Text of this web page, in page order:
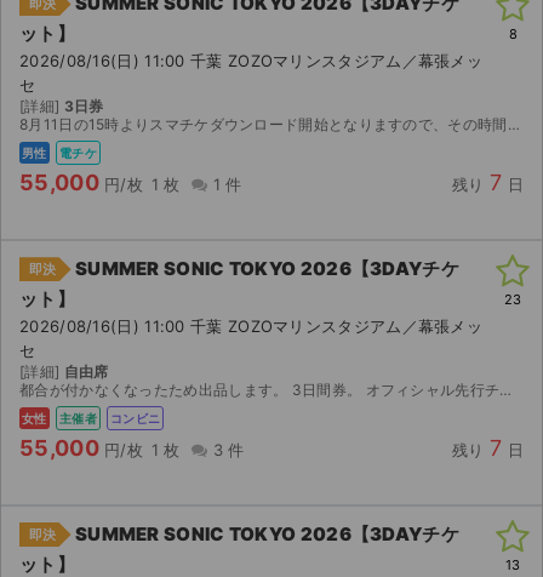
即決
ット】
2026/08/16(日) 11:00 千葉 ZOZOマリンスタジアム／幕張メッ
セ
[詳細] 3日券
8月11日の15時よりスマチケダウンロード開始となりますので、その時間に分配いたします。
男性 電チケ
55,000 円/枚 1 枚 1 件 残り 7 日
8
即決
SUMMER SONIC TOKYO 2026【3DAYチケ
ット】
2026/08/16(日) 11:00 千葉 ZOZOマリンスタジアム／幕張メッ
セ
[詳細] 自由席
都合が付かなくなったため出品します。 3日間券。 オフィシャル先行チケットです。 チケットはセブンイレブンでの発券になります ※発券開始日時に変更があったとの事で下記変更記載します 【コ...
女性 主催者 コンビニ
55,000 円/枚 1 枚 3 件 残り 7 日
23
即決
SUMMER SONIC TOKYO 2026【3DAYチケ
ット】
13